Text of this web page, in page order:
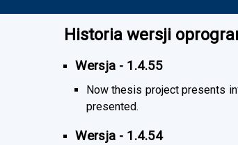
Historia wersji
Wersja - 1.4.55
Now thesis project presents
presented.
Wersja - 1.4.54